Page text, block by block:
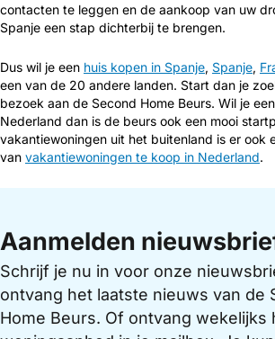
contacten te leggen en de aankoop van uw
Spanje een stap dichterbij te brengen.
Dus wil je een huis kopen in Spanje, Spanje,
een van de 20 andere landen. Start dan je
bezoek aan de Second Home Beurs. Wil je een
Nederland dan is de beurs ook een mooi
vakantiewoningen uit het buitenland is er ook
van vakantiewoningen te koop in Nederland.
Aanmelden
Schrijf je nu in voor onze
ontvang het laatste nieuws van de
Home Beurs. Of ontvang wekelijks